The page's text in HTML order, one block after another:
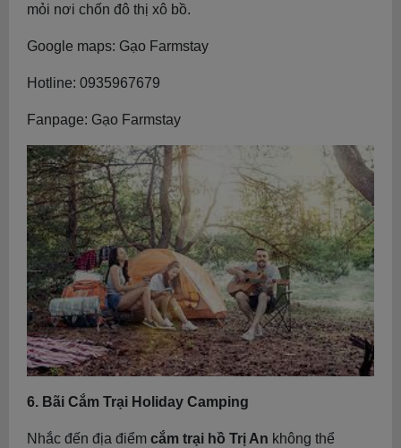
mỏi nơi chốn đô thị xô bồ.
Google maps: Gạo Farmstay
Hotline: 0935967679
Fanpage: Gạo Farmstay
6. Bãi Cắm Trại Holiday Camping
Nhắc đến địa điểm cắm trại hồ Trị An không thể